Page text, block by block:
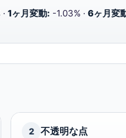
1ヶ月変動: -1.03% · 6ヶ月変
2 不透明な点